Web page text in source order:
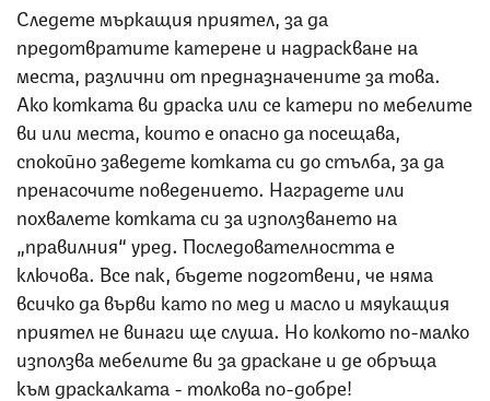
Следете мъркащия приятел, за да
предотвратите катерене и надраскване на
места, различни от предназначените за това.
Ако котката ви драска или се катери по мебелите
ви или места, които е опасно да посещава,
спокойно заведете котката си до стълба, за да
пренасочите поведението. Наградете или
похвалете котката си за използването на
„правилния“ уред. Последователността е
ключова. Все пак, бъдете подготвени, че няма
всичко да върви като по мед и масло и мяукащия
приятел не винаги ще слуша. Но колкото по-малко
използва мебелите ви за драскане и де обръща
към драскалката - толкова по-добре!